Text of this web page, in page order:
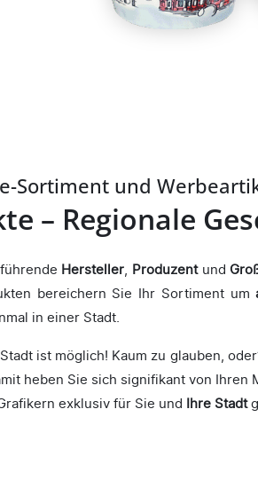
– Regionale
Sortiment und
Hersteller, Produzentund
bereichern Sie Ihr Sortiment um
in einer Stadt.
ist möglich! Kaum zu glauben,
heben Sie sich signifikant von Ihren
exklusiv für Sie und Ihre Stadt